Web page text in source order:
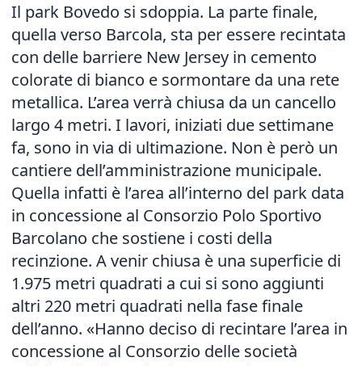
Il park Bovedo si sdoppia. La parte finale,
quella verso Barcola, sta per essere recintata
con delle barriere New Jersey in cemento
colorate di bianco e sormontare da una rete
metallica. L’area verrà chiusa da un cancello
largo 4 metri. I lavori, iniziati due settimane
fa, sono in via di ultimazione. Non è però un
cantiere dell’amministrazione municipale.
Quella infatti è l’area all’interno del park data
in concessione al Consorzio Polo Sportivo
Barcolano che sostiene i costi della
recinzione. A venir chiusa è una superficie di
1.975 metri quadrati a cui si sono aggiunti
altri 220 metri quadrati nella fase finale
dell’anno. «Hanno deciso di recintare l’area in
concessione al Consorzio delle società